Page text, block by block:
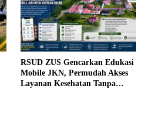
RSUD ZUS Gencarkan Edukasi
Mobile JKN, Permudah Akses
Layanan Kesehatan Tanpa